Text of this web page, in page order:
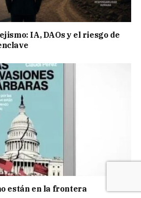
IA, DAOs y el riesgo de
están en la frontera